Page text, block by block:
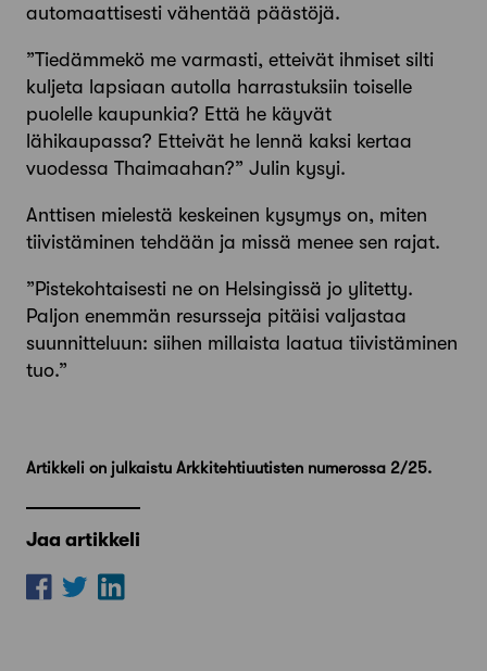
automaattisesti vähentää päästöjä.
”Tiedämmekö me varmasti, etteivät ihmiset silti
kuljeta lapsiaan autolla harrastuksiin toiselle
puolelle kaupunkia? Että he käyvät
lähikaupassa? Etteivät he lennä kaksi kertaa
vuodessa Thaimaahan?” Julin kysyi.
Anttisen mielestä keskeinen kysymys on, miten
tiivistäminen tehdään ja missä menee sen rajat.
”Pistekohtaisesti ne on Helsingissä jo ylitetty.
Paljon enemmän resursseja pitäisi valjastaa
suunnitteluun: siihen millaista laatua tiivistäminen
tuo.”
Artikkeli on julkaistu Arkkitehtiuutisten numerossa 2/25.
Jaa artikkeli